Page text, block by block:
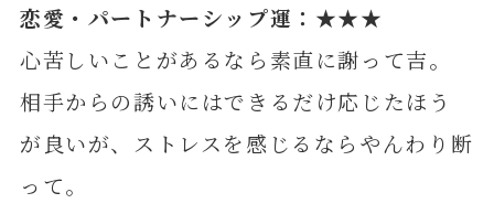
恋愛・パートナーシップ運：★★★
心苦しいことがあるなら素直に謝って吉。
相手からの誘いにはできるだけ応じたほう
が良いが、ストレスを感じるならやんわり断
って。